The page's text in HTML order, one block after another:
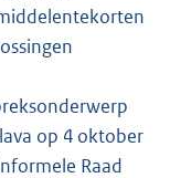
op 4 oktober
Raad